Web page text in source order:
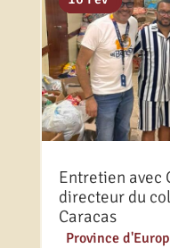
Entretien avec
directeur du
Caracas
Province